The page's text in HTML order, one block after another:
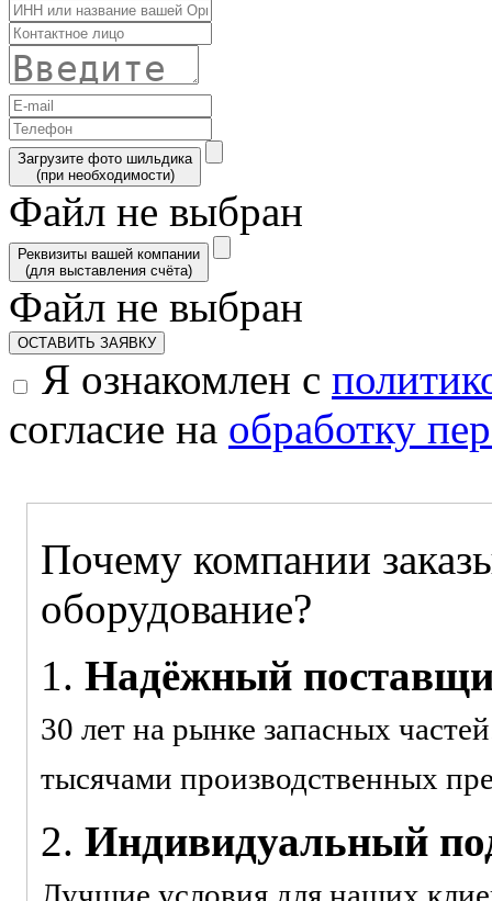
Загрузите фото шильдика
(при необходимости)
Файл не выбран
Реквизиты вашей компании
(для выставления счёта)
Файл не выбран
ОСТАВИТЬ ЗАЯВКУ
Я ознакомлен с
согласие на обработку
Почему компании
оборудование?
1. Надёжный
30 лет на рынке запасных
тысячами производственных
2. Индивидуальный